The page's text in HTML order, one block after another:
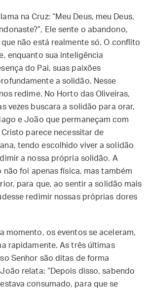
na Cruz: “Meu Deus, meu Deus,
Ele sente o abandono,
não está realmente só. O conflito
enquanto sua inteligência
do Pai, suas paixões
a solidão. Nesse
redime. No Horto das Oliveiras,
vezes buscara a solidão para orar,
e João que permaneçam com
Cristo parece necessitar de
tendo escolhido viver a solidão
a nossa própria solidão. A
não foi apenas física, mas também
para que, ao sentir a solidão mais
redimir nossas próprias dores
momento, os eventos se aceleram,
rapidamente. As três últimas
Senhor são ditas de forma
relata: “Depois disso, sabendo
consumado, para que se